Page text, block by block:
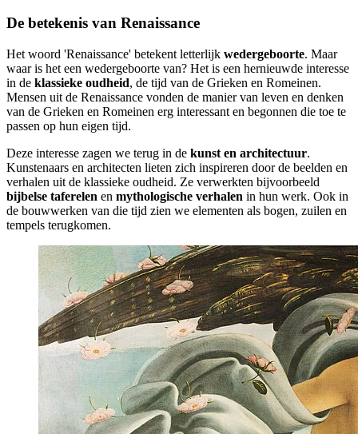
De betekenis van Renaissance
Het woord 'Renaissance' betekent letterlijk wedergeboorte. Maar
waar is het een wedergeboorte van? Het is een hernieuwde interesse
in de klassieke oudheid, de tijd van de Grieken en Romeinen.
Mensen uit de Renaissance vonden de manier van leven en denken
van de Grieken en Romeinen erg interessant en begonnen die toe te
passen op hun eigen tijd.
Deze interesse zagen we terug in de kunst en architectuur.
Kunstenaars en architecten lieten zich inspireren door de beelden en
verhalen uit de klassieke oudheid. Ze verwerkten bijvoorbeeld
bijbelse taferelen en mythologische verhalen in hun werk. Ook in
de bouwwerken van die tijd zien we elementen als bogen, zuilen en
tempels terugkomen.